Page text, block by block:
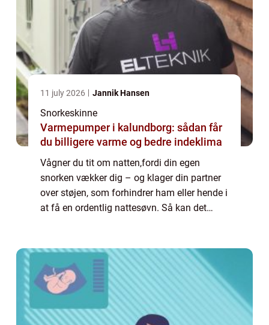
11 july 2026 Jannik Hansen
Snorkeskinne
Varmepumper i kalundborg: sådan får
du billigere varme og bedre indeklima
Vågner du tit om natten,fordi din egen
snorken vækker dig – og klager din partner
over støjen, som forhindrer ham eller hende i
at få en ordentlig nattesøvn. Så kan det